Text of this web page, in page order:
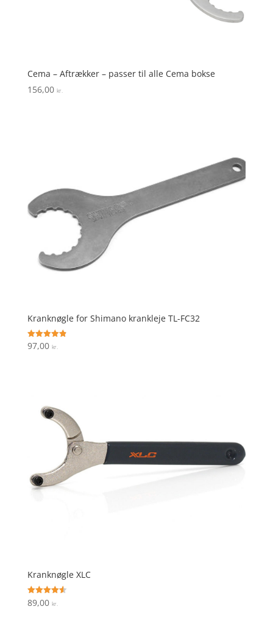
Cema – Aftrækker – passer til alle Cema bokse
156,00 kr.
Kranknøgle for Shimano krankleje TL-FC32
Vurderet
4.9
97,00 kr.
Kranknøgle XLC
Vurderet
4.6
89,00 kr.